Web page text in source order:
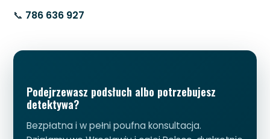
📞 786 636 927
Podejrzewasz podsłuch albo potrzebujesz
detektywa?
Bezpłatna i w pełni poufna konsultacja.